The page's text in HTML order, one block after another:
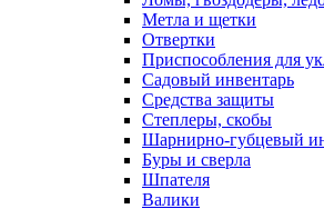
Метла и щетки
Отвертки
Приспособления для
Садовый инвентарь
Средства защиты
Степлеры, скобы
Шарнирно-губцевый
Буры и сверла
Шпателя
Валики